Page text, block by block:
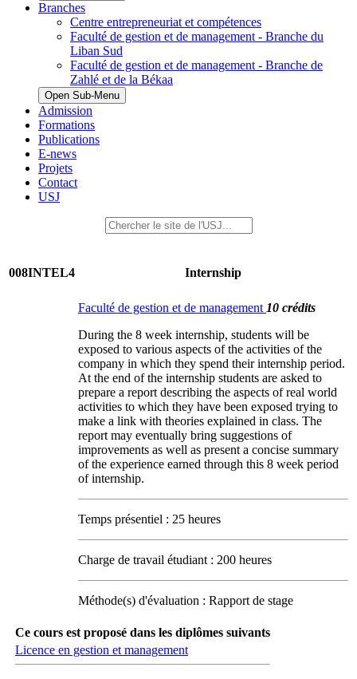
Branches
Centre entrepreneuriat et compétences
Faculté de gestion et de management - Branche du
Liban Sud
Faculté de gestion et de management - Branche de
Zahlé et de la Békaa
Open Sub-Menu
Admission
Formations
Publications
E-news
Projets
Contact
USJ
008INTEL4 Internship
Faculté de gestion et de management 10 crédits
During the 8 week internship, students will be
exposed to various aspects of the activities of the
company in which they spend their internship period.
At the end of the internship students are asked to
prepare a report describing the aspects of real world
activities to which they have been exposed trying to
make a link with theories explained in class. The
report may eventually bring suggestions of
improvements as well as present a concise summary
of the experience earned through this 8 week period
of internship.
Temps présentiel : 25 heures
Charge de travail étudiant : 200 heures
Méthode(s) d'évaluation : Rapport de stage
Ce cours est proposé dans les diplômes suivants
Licence en gestion et management